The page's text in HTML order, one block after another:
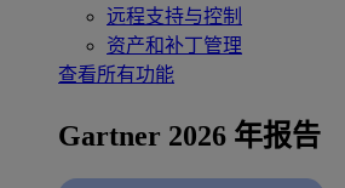
远程支持与控制
资产和补丁管理
查看所有功能
Gartner 2026 年报告